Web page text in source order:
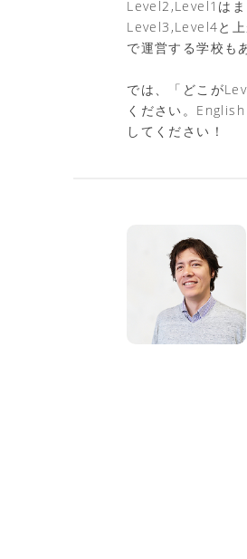
Level2,Level1はま
Level3,Level4と
で運営する学校も
では、「どこが
ください。
してください！